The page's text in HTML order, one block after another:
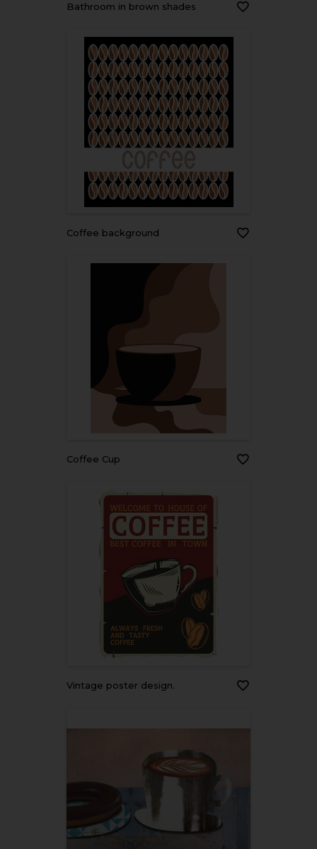
Bathroom in brown shades
Coffee background
Coffee Cup
Vintage poster design.